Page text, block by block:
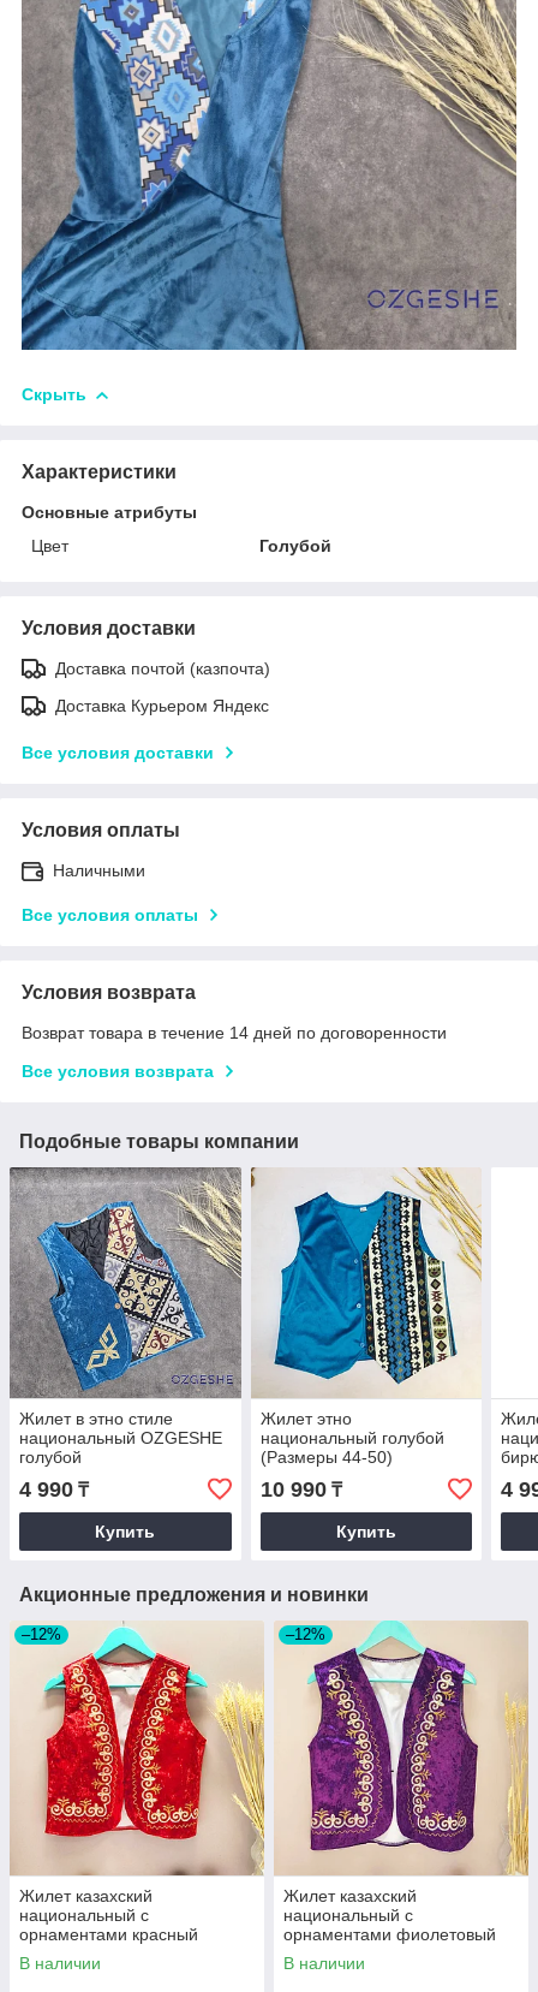
Скрыть
Характеристики
Основные атрибуты
Цвет
Голубой
Условия доставки
Доставка почтой (казпочта)
Доставка Курьером Яндекс
Все условия доставки
Условия оплаты
Наличными
Все условия оплаты
Условия возврата
Возврат товара в течение 14 дней по договоренности
Все условия возврата
Подобные товары компании
Жилет в этно стиле
национальный OZGESHE
голубой
4 990 ₸
Купить
Жилет этно
национальный голубой
(Размеры 44-50)
10 990₸
Купить
4
Акционные предложения и новинки
–12%
Жилет казахский
национальный с
орнаментами красный
(размеры 40-50)
В наличии
–12%
Жилет казахский
национальный с
орнаментами фиолетовый
(размеры 44-50)
В наличии